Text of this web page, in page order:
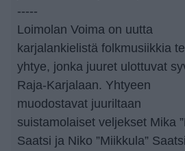
-----
Loimolan Voima on uutta
karjalankielistä folkmusiikkia
yhtye, jonka juuret ulottuvat
Raja-Karjalaan. Yhtyeen
muodostavat juuriltaan
suistamolaiset veljekset Mika
Saatsi ja Niko ”Miikkula”